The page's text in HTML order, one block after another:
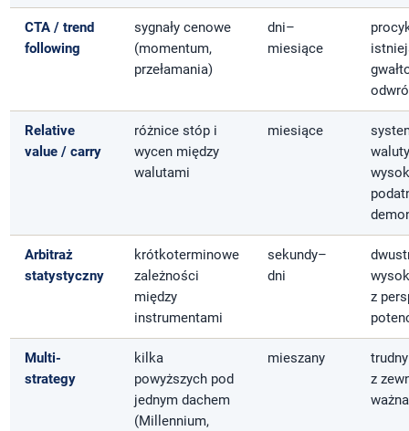
CTA / trend
following
sygnały cenowe
(momentum,
przełamania)
dni–
miesiące
Relative
value / carry
różnice stóp i
wycen między
walutami
miesiące
waluty
Arbitraż
statystyczny
krótkoterminowe
zależności
między
instrumentami
sekundy–
dni
z
Multi-
strategy
kilka
powyższych pod
jednym dachem
(Millennium,
mieszany
z